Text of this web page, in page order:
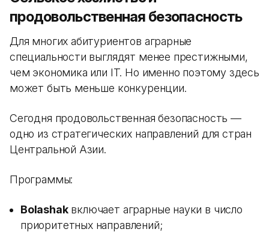
продовольственная безопасность
Для многих абитуриентов аграрные
специальности выглядят менее престижными,
чем экономика или IT. Но именно поэтому здесь
может быть меньше конкуренции.
Сегодня продовольственная безопасность —
одно из стратегических направлений для стран
Центральной Азии.
Программы:
Bolashakвключает аграрные науки в число
приоритетных направлений;